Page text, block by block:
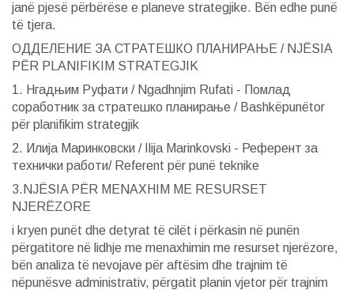
janë pjesë përbërëse e planeve strategjike. Bën edhe punë
të tjera.
ОДДЕЛЕНИЕ ЗА СТРАТЕШКО ПЛАНИРАЊЕ / NJËSIA
PËR PLANIFIKIM STRATEGJIK
1. Нгадњим Руфати / Ngadhnjim Rufati - Помлад
соработник за стратешко планирање / Bashkëpunëtor
për planifikim strategjik
2. Илија Мaринковски / Ilija Marinkovski - Референт за
технички работи/ Referent për punë teknike
3.NJËSIA PËR MENAXHIM ME RESURSET
NJERËZORE
i kryen punët dhe detyrat të cilët i përkasin në punën
përgatitore në lidhje me menaxhimin me resurset njerëzore,
bën analiza të nevojave për aftësim dhe trajnim të
nëpunësve administrativ, përgatit planin vjetor për trajnim